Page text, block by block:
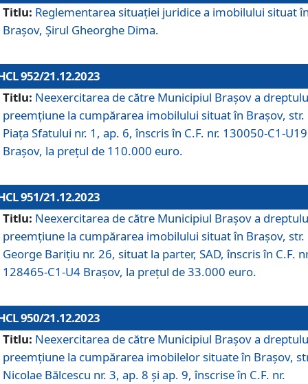
Titlu: Reglementarea situației juridice a imobilului situat
Brașov, Șirul Gheorghe Dima.
952/21.12.2023
Titlu: Neexercitarea de către Municipiul Brașov a
preemțiune la cumpărarea imobilului situat în Brașov, str.
Piața Sfatului nr. 1, ap. 6, înscris în C.F. nr. 130050-C1-U19
Brașov, la prețul de 110.000 euro.
951/21.12.2023
Titlu: Neexercitarea de către Municipiul Brașov a
preemțiune la cumpărarea imobilului situat în Brașov, str.
George Barițiu nr. 26, situat la parter, SAD, înscris în C.F.
128465-C1-U4 Brașov, la prețul de 33.000 euro.
950/21.12.2023
Titlu: Neexercitarea de către Municipiul Brașov a
preemțiune la cumpărarea imobilelor situate în Brașov,
Nicolae Bălcescu nr. 3, ap. 8 și ap. 9, înscrise în C.F. nr.